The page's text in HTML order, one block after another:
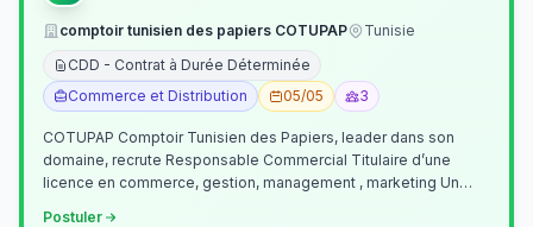
comptoir tunisien des papiers COTUPAP
Tunisie
CDD - Contrat à Durée Déterminée
Commerce et Distribution
05/05 3
COTUPAP Comptoir Tunisien des Papiers, leader dans son
domaine, recrute Responsable Commercial Titulaire d’une
licence en commerce, gestion, management , marketing Un
Postuler